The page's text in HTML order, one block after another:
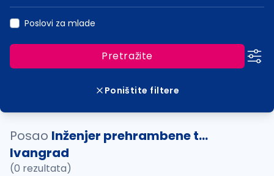
Poslovi za mlade
Pretražite
Poništite filtere
Posao Inženjer prehrambene t...
Ivangrad
(0 rezultata)